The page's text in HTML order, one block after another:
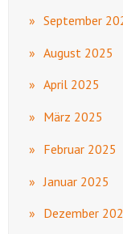
September
August 2025
April 2025
März 2025
Februar 2025
Januar 2025
Dezember